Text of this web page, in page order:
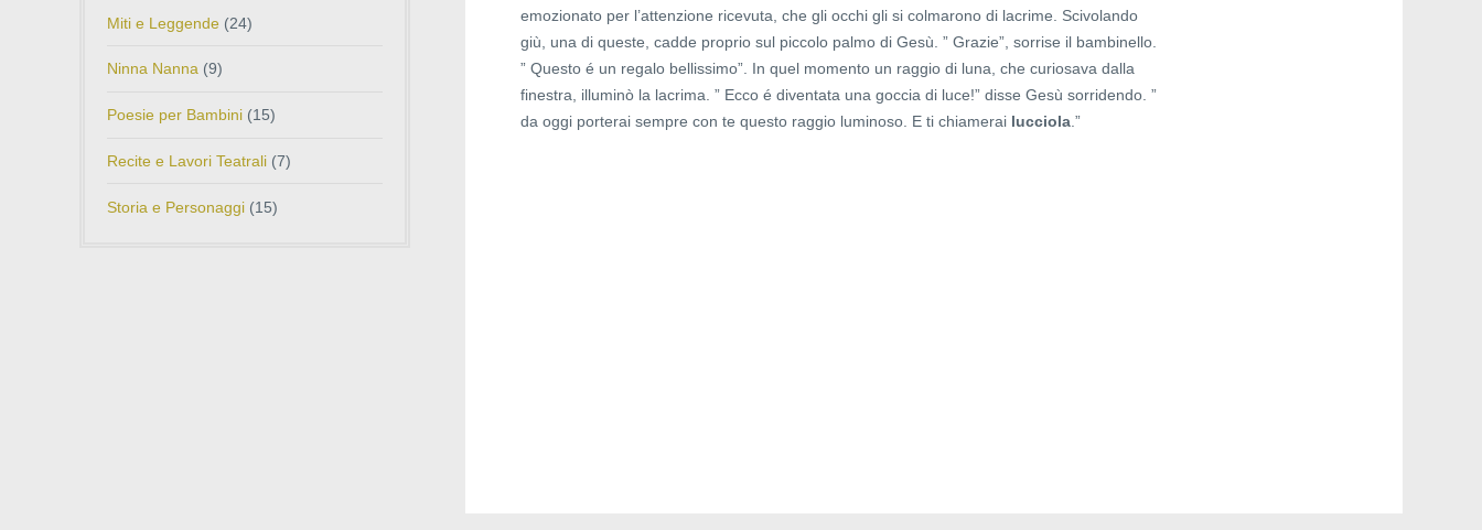
emozionato per l’attenzione ricevuta, che gli occhi gli si colmarono di lacrime. Scivolando
giù, una di queste, cadde proprio sul piccolo palmo di Gesù. ” Grazie”, sorrise il bambinello.
” Questo é un regalo bellissimo”. In quel momento un raggio di luna, che curiosava dalla
finestra, illuminò la lacrima. ” Ecco é diventata una goccia di luce!” disse Gesù sorridendo. ”
da oggi porterai sempre con te questo raggio luminoso. E ti chiamerai lucciola .”
Miti e Leggende (24)
Ninna Nanna (9)
Poesie per Bambini (15)
Recite e Lavori Teatrali (7)
Storia e Personaggi (15)